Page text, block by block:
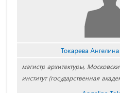
Токарева
магистр архитектуры,
институт (государственная